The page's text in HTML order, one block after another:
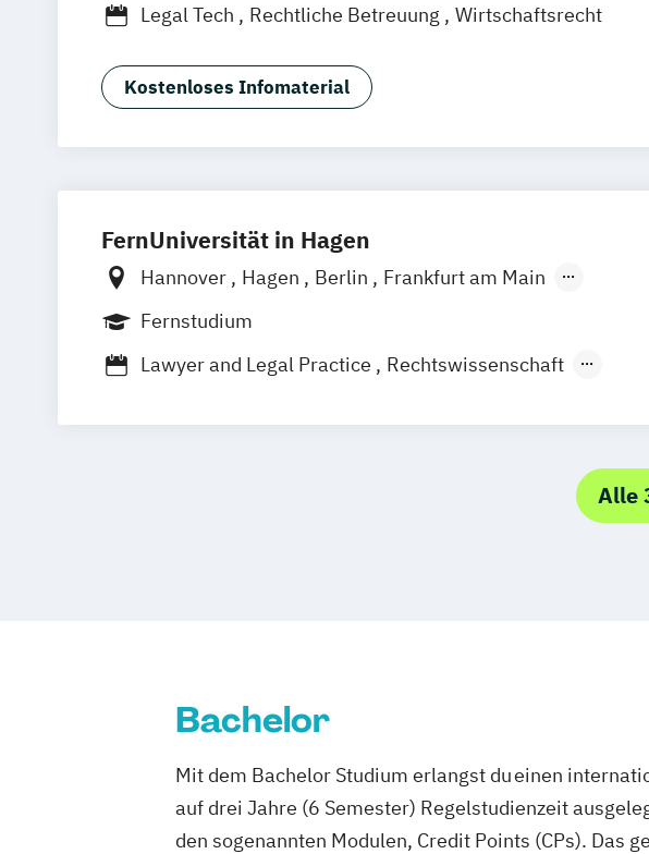
Legal Tech
Rechtliche Betreuung Wirtschaftsrecht
Kostenloses Infomaterial
FernUniversität in Hagen
Hannover Hagen Berlin
Frankfurt am Main
Hamburg
Fernstudium
Lawyer and Legal Practice
Rechtswissenschaft
Alle
Bachelor
Mit dem Bachelor Studium erlangst du einen
auf drei Jahre (6 Semester) Regelstudienzeit
den sogenannten Modulen, Credit Points (CPs).